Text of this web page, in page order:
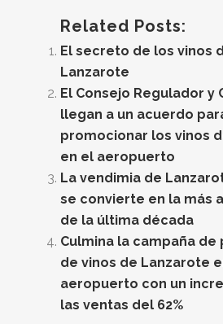
Related Posts:
El secreto de los vinos
Lanzarote
El Consejo Regulador y
llegan a un acuerdo
promocionar los vinos
en el aeropuerto
La vendimia de
se convierte en la más
de la última década
Culmina la campaña de
de vinos de Lanzarote
aeropuerto con un
las ventas del 62%